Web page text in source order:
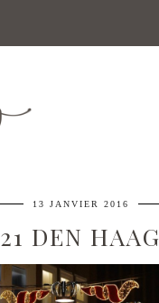
13 JANVIER 2016
21 DEN HAAG